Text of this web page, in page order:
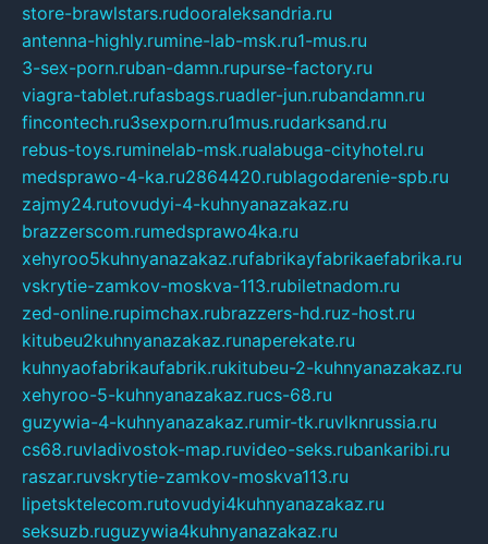
store-brawlstars.rudooraleksandria.ru
antenna-highly.rumine-lab-msk.ru1-mus.ru
3-sex-porn.ruban-damn.rupurse-factory.ru
viagra-tablet.rufasbags.ruadler-jun.rubandamn.ru
fincontech.ru3sexporn.ru1mus.rudarksand.ru
rebus-toys.ruminelab-msk.rualabuga-cityhotel.ru
medsprawo-4-ka.ru2864420.rublagodarenie-spb.ru
zajmy24.rutovudyi-4-kuhnyanazakaz.ru
brazzerscom.rumedsprawo4ka.ru
xehyroo5kuhnyanazakaz.rufabrikayfabrikaefabrika.ru
vskrytie-zamkov-moskva-113.rubiletnadom.ru
zed-online.rupimchax.rubrazzers-hd.ruz-host.ru
kitubeu2kuhnyanazakaz.runaperekate.ru
kuhnyaofabrikaufabrik.rukitubeu-2-kuhnyanazakaz.ru
xehyroo-5-kuhnyanazakaz.rucs-68.ru
guzywia-4-kuhnyanazakaz.rumir-tk.ruvlknrussia.ru
cs68.ruvladivostok-map.ruvideo-seks.rubankaribi.ru
raszar.ruvskrytie-zamkov-moskva113.ru
lipetsktelecom.rutovudyi4kuhnyanazakaz.ru
seksuzb.ruguzywia4kuhnyanazakaz.ru